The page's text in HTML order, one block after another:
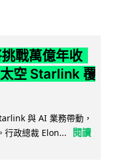
戰萬億年收
空 Starlink 覆
與 AI 業務帶動，
行政總裁 Elon...
閱讀